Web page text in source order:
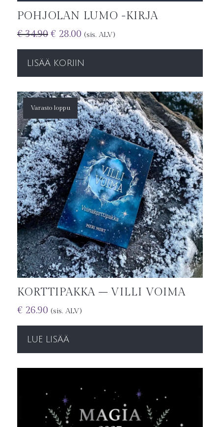
POHJOLAN LUMO -KIRJA
€34.90 € 28.00 (sis. ALV)
LISÄÄ KORIIN
KORTTIPAKKA – VILLI VOIMA
€ 26.90 (sis. ALV)
LUE LISÄÄ